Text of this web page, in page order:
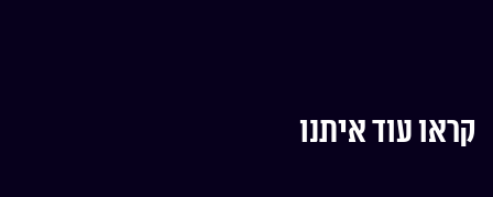
קראו עוד איתנו